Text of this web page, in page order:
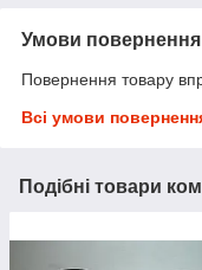
Умови повернення
Повернення товару
Всі умови
Подібні товари